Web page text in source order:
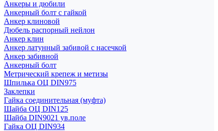
Анкеры и дюбили
Анкерный болт с гайкой
Анкер клиновой
Дюбель распорный нейлон
Анкер клин
Анкер латунный забивой с насечкой
Анкер забивной
Анкерный болт
Метрический крепеж и метизы
Шпилька ОЦ DIN975
Заклепки
Гайка соединительная (муфта)
Шайба ОЦ DIN125
Шайба DIN9021 ув.поле
Гайка ОЦ DIN934